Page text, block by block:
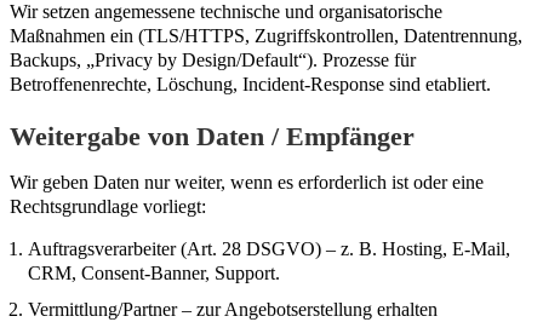
Wir setzen angemessene technische und organisatorische
Maßnahmen ein (TLS/HTTPS, Zugriffskontrollen, Datentrennung,
Backups, „Privacy by Design/Default“). Prozesse für
Betroffenenrechte, Löschung, Incident-Response sind etabliert.
Weitergabe von Daten / Empfänger
Wir geben Daten nur weiter, wenn es erforderlich ist oder eine
Rechtsgrundlage vorliegt:
Auftragsverarbeiter (Art. 28 DSGVO) – z. B. Hosting, E-Mail,
CRM, Consent-Banner, Support.
Vermittlung/Partner – zur Angebotserstellung erhalten